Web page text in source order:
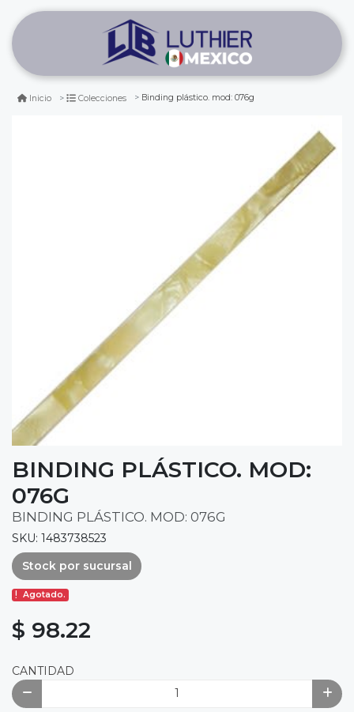
Inicio Colecciones Binding plástico. mod: 076g
BINDING PLÁSTICO. MOD:
076G
BINDING PLÁSTICO. MOD: 076G
SKU: 1483738523
Stock por sucursal
Agotado.
$ 98.22
CANTIDAD